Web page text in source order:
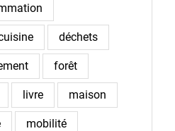
déchets
forêt
livre maison
mobilité